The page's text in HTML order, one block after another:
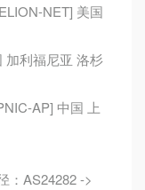
NET] 美国
加利福尼亚 洛杉
AP] 中国 上
：AS24282 ->